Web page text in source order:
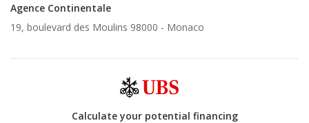
Agence Continentale
19, boulevard des Moulins 98000 - Monaco
Calculate your potential financing